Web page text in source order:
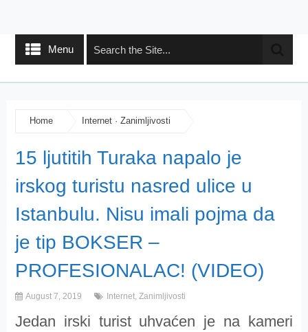
Menu
Home Internet· Zanimljivosti
15 ljutitih Turaka napalo je
irskog turistu nasred ulice u
Istanbulu. Nisu imali pojma da
je tip BOKSER –
PROFESIONALAC! (VIDEO)
August 7, 2019 Internet, Zanimljivosti
Jedan irski turist uhvaćen je na kameri